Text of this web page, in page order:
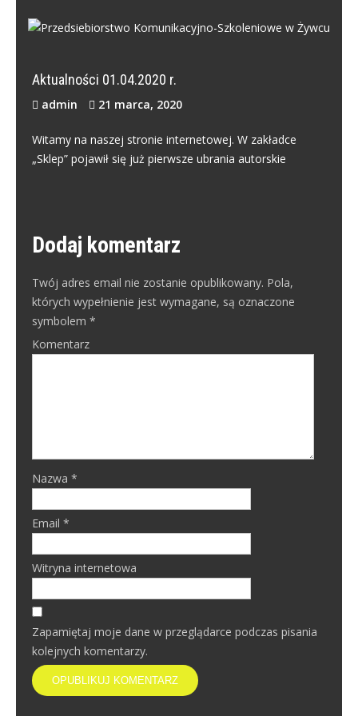
KOMUNIKACYJNO-SZKOLENIOWE W
Aktualności 01.04.2020 r.
admin 21 marca, 2020
Witamy na naszej stronie internetowej. W zakładce
„Sklep” pojawił się już pierwsze ubrania autorskie
Dodaj komentarz
Twój adres email nie zostanie opublikowany. Pola,
których wypełnienie jest wymagane, są oznaczone
symbolem *
Komentarz
Nazwa *
Email *
Witryna internetowa
Zapamiętaj moje dane w przeglądarce podczas pisania
kolejnych komentarzy.